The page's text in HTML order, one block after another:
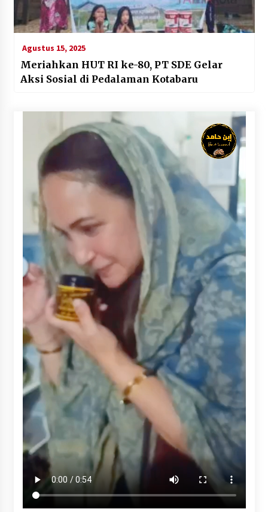
Agustus 15, 2025
Meriahkan HUT RI ke-80, PT SDE Gelar
Aksi Sosial di Pedalaman Kotabaru